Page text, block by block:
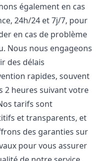
également en cas
24h/24 et 7j/7, pour
en cas de problème
Nous nous engageons
des délais
rapides, souvent
2 heures suivant votre
tarifs sont
et transparents, et
des garanties sur
pour vous assurer